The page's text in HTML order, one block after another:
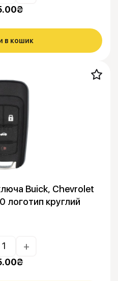
₴
в кошик
Buick, Chevrolet
логотип круглий
+
₴